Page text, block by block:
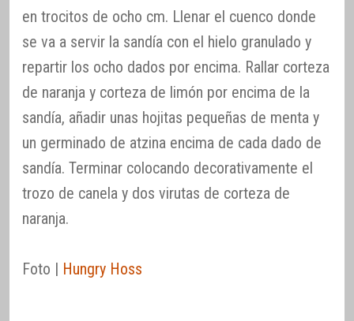
en trocitos de ocho cm. Llenar el cuenco donde
se va a servir la sandía con el hielo granulado y
repartir los ocho dados por encima. Rallar corteza
de naranja y corteza de limón por encima de la
sandía, añadir unas hojitas pequeñas de menta y
un germinado de atzina encima de cada dado de
sandía. Terminar colocando decorativamente el
trozo de canela y dos virutas de corteza de
naranja.
Foto | Hungry Hoss